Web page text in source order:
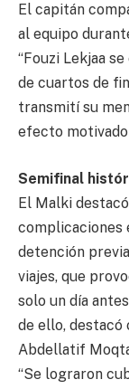
El capitán
al equipo
“Fouzi Lekjaa
de cuartos de
transmití su
efecto
Semifinal
El Malki
complicaciones
detención
viajes, que
solo un día
de ello, destacó
Abdellatif
“Se lograron